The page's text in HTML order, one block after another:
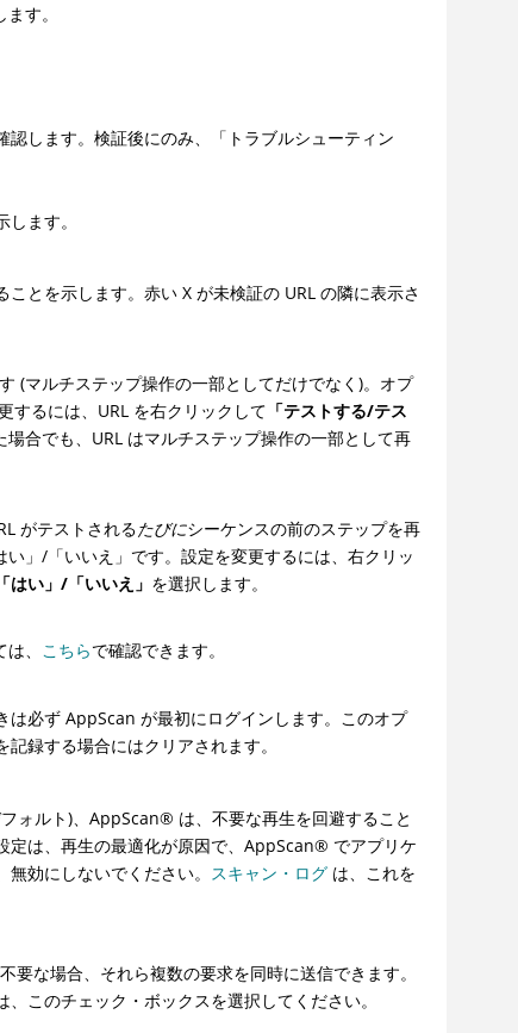
す。
します。検証後にのみ、「トラブルシューティン
ます。
とを示します。赤い X が未検証の URL の隣に表示さ
(マルチステップ操作の一部としてだけでなく)。オプ
するには、URL を右クリックして 「テストする/テス
合でも、URL はマルチステップ操作の一部として再
がテストされるたびにシーケンスの前のステップを再
」/「いいえ」です。設定を変更するには、右クリッ
はい」/「いいえ」 を選択します。
、 こちらで確認できます。
必ず AppScan が最初にログインします。このオプ
録する場合にはクリアされます。
ォルト)、AppScan® は、不要な再生を回避すること
定は、再生の最適化が原因で、AppScan® でアプリケ
効にしないでください。 スキャン・ログ は、これを
要な場合、それら複数の要求を同時に送信できます。
このチェック・ボックスを選択してください。